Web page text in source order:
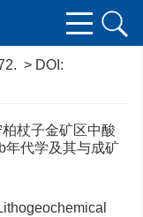
> DOI:
杖子金矿区中酸
年代学及其与成矿